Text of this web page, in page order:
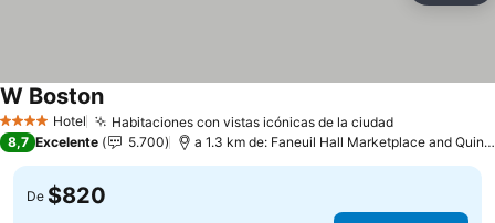
4 EstrellasHotel Habitaciones con vistas icónicas de la ciudadVer precios
W BostonVer precios
8,7 Excelente 5.700 a 1.3 km de: Faneuil Hall Marketplace and
De $820